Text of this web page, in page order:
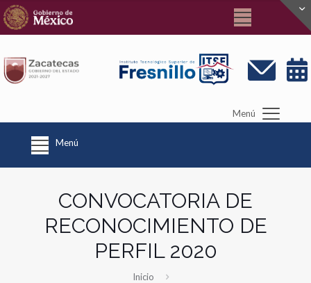
Menú
Menú
CONVOCATORIA DE
RECONOCIMIENTO DE
PERFIL 2020
Inicio